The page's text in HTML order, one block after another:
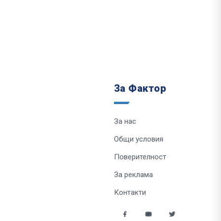
За Фактор
За нас
Общи условия
Поверителност
За реклама
Контакти